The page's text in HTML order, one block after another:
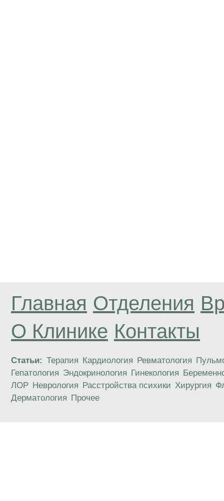
Главная Отделения
О Клинике Контакты
Статьи: Терапия Кардиология Ревматология
Гепатология Эндокринология Гинекология
ЛОР Неврология Расстройства психики Хирургия
Дерматология Прочее